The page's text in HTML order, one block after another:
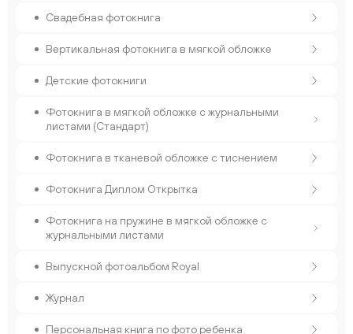
Свадебная фотокнига
Вертикальная фотокнига в мягкой обложке
Детские фотокниги
Фотокнига в мягкой обложке с журнальными
листами (Стандарт)
Фотокнига в тканевой обложке с тиснением
Фотокнига Диплом Открытка
Фотокнига на пружине в мягкой обложке с
журнальными листами
Выпускной фотоальбом Royal
Журнал
Персональная книга по фото ребенка